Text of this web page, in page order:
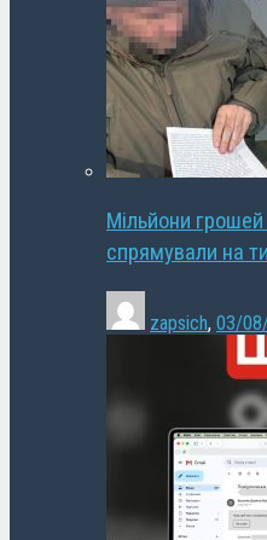
Мільйони грошей
спрямували на
zapsich, 03/